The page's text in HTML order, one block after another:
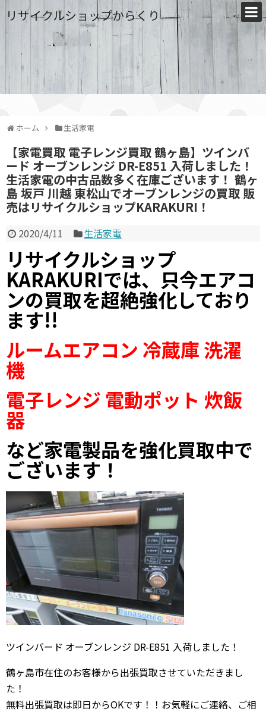
リサイクルショップからくり
ホーム 生活家電
【家電買取 電子レンジ買取 鶴ヶ島】ツインバ
ード オーブンレンジ DR-E851 入荷しました！
生活家電の中古品数多く在庫ございます！ 鶴ヶ
島 坂戸 川越 東松山でオーブンレンジの買取 販
売はリサイクルショップKARAKURI！
2020/4/11 生活家電
リサイクルショップ
KARAKURIでは、只今エアコ
ンの買取を超絶強化しており
ます!!
ルームエアコン 冷蔵庫 洗濯
機
電子レンジ電動ポット 炊飯
器
など家電製品を強化買取中で
ございます！
ツインバード オーブンレンジ DR-E851 入荷しました！
鶴ヶ島市在住のお客様から出張買取させていただきまし
た！
無料出張買取は即日からOKです！！お気軽にご連絡、ご相